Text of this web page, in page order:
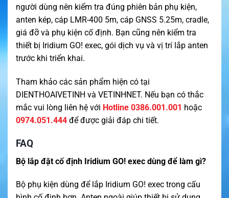
người dùng nên kiểm tra đúng phiên bản phụ kiện,
anten kép, cáp LMR-400 5m, cáp GNSS 5.25m, cradle,
giá đỡ và phụ kiện cố định. Bạn cũng nên kiểm tra
thiết bị Iridium GO! exec, gói dịch vụ và vị trí lắp anten
trước khi triển khai.
Tham khảo các sản phẩm hiện có tại
DIENTHOAIVETINH và VETINHNET. Nếu bạn có thắc
mắc vui lòng liên hệ với Hotline 0386.001.001 hoặc
0974.051.444 để được giải đáp chi tiết.
FAQ
Bộ lắp đặt cố định Iridium GO! exec dùng để làm gì?
Bộ phụ kiện dùng để lắp Iridium GO! exec trong cấu